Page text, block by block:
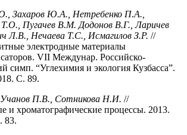
Захаров Ю.А., Нетребенко П.А.,
Т.О., Пугачев В.М. Додонов В.Г., Ларичев
Л.В., Нечаева Т.С., Исмагилов З.Р. //
электродные материалы
VII Междунар. Российско-
симп. “Углехимия и экология Кузбасса”.
С. 89.
П.В., Сотникова Н.И. //
и хроматографические процессы. 2013.
83.